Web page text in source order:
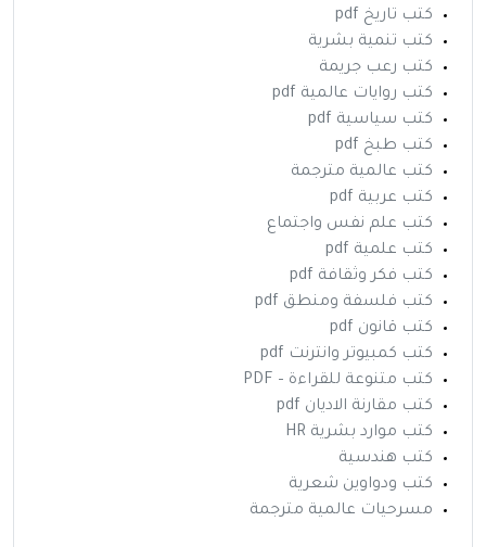
كتب تاريخ pdf
كتب تنمية بشرية
كتب رعب جريمة
كتب روايات عالمية pdf
كتب سياسية pdf
كتب طبخ pdf
كتب عالمية مترجمة
كتب عربية pdf
كتب علم نفس واجتماع
كتب علمية pdf
كتب فكر وثقافة pdf
كتب فلسفة ومنطق pdf
كتب قانون pdf
كتب كمبيوتر وانترنت pdf
كتب متنوعة للقراءة – PDF
كتب مقارنة الاديان pdf
كتب موارد بشرية HR
كتب هندسية
كتب ودواوين شعرية
مسرحيات عالمية مترجمة